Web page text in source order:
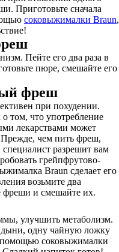
Приготовьте сначала
соковыжималки Braun,
Пейте его два раза в
пюре, смешайте его
фреш
при похудении.
том, что употребление
лекарствами может
Прежде, чем пить фреш,
специалист разрешит вам
грейпфрутово-
Braun сделает его
возьмите два
фреши и смешайте их.
улучшить метаболизм.
дыни, одну чайную ложку
помощью соковыжималки